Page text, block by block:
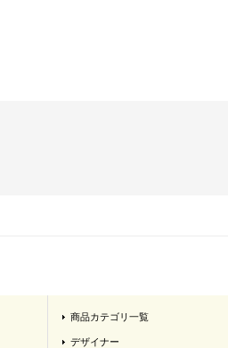
商品カテゴリ一覧
デザイナー